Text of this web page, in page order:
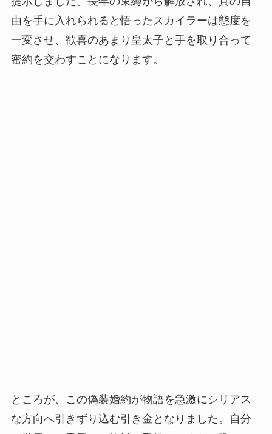
由を手に入れられると悟ったスカイラーは態度を
一変させ、歓喜のあまり皇太子と手を取り合って
密約を交わすことになります。
ところが、この偽装婚約が物語を急激にシリアス
な方向へ引きずり込む引き金となりました。自分